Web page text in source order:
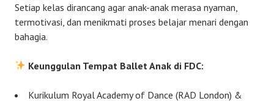
Setiap kelas dirancang agar anak-anak merasa nyaman,
termotivasi, dan menikmati proses belajar menari dengan
bahagia.
Keunggulan Tempat Ballet Anak di FDC:
Kurikulum Royal Academy of Dance (RAD London) &